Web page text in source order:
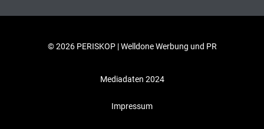
© 2026 PERISKOP |Welldone Werbung und PR
Mediadaten 2024
Impressum